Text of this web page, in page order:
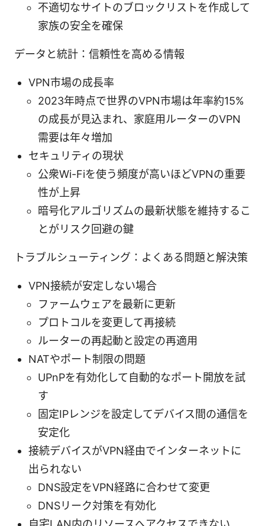
不適切なサイトのブロックリストを作成して
家族の安全を確保
データと統計：信頼性を高める情報
VPN市場の成長率
2023年時点で世界のVPN市場は年率約15%
の成長が見込まれ、家庭用ルーターのVPN
需要は年々増加
セキュリティの現状
公衆Wi-Fiを使う頻度が高いほどVPNの重要
性が上昇
暗号化アルゴリズムの最新状態を維持するこ
とがリスク回避の鍵
トラブルシューティング：よくある問題と解決策
VPN接続が安定しない場合
ファームウェアを最新に更新
プロトコルを変更して再接続
ルーターの再起動と設定の再適用
NATやポート制限の問題
UPnPを有効化して自動的なポート開放を試
す
固定IPレンジを設定してデバイス間の通信を
安定化
接続デバイスがVPN経由でインターネットに
出られない
DNS設定をVPN経路に合わせて変更
DNSリーク対策を有効化